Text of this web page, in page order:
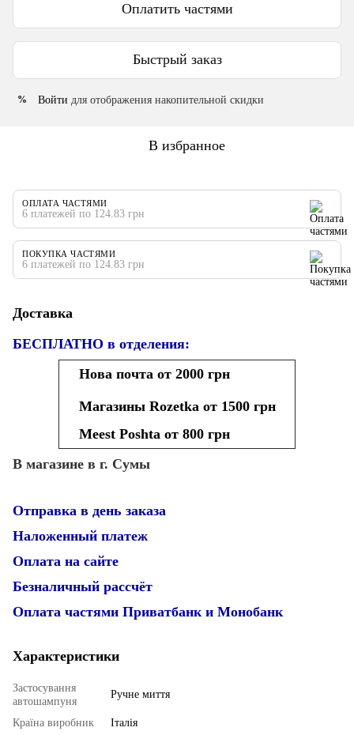
Оплатить частями
Быстрый заказ
% Войти для отображения накопительной скидки
В избранное
ОПЛАТА ЧАСТЯМИ
6 платежей по 124.83 грн
ПОКУПКА ЧАСТЯМИ
6 платежей по 124.83 грн
Доставка
БЕСПЛАТНО в отделения:
Нова почта от 2000 грн
Магазины Rozetka от 1500 грн
Meest Poshta от 800 грн
В магазине в г. Сумы
Отправка в день заказа
Наложенный платеж
Оплата на сайте
Безналичный рассчёт
Оплата частями Приватбанк и Монобанк
Характеристики
Застосування
автошампуня
Ручне миття
Країна виробник
Італія